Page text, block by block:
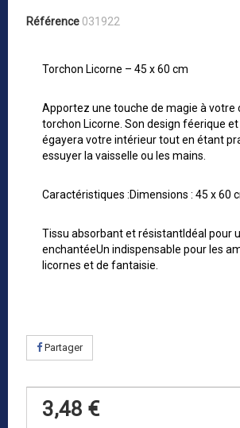
Référence 031922
Torchon Licorne – 45 x 60 cm
Apportez une touche de magie à votre
torchon Licorne. Son design féerique
égayera votre intérieur tout en étant
essuyer la vaisselle ou les mains.
Caractéristiques :Dimensions : 45 x 60
Tissu absorbant et résistantIdéal pour
enchantéeUn indispensable pour les
licornes et de fantaisie.
Partager
3,48 €